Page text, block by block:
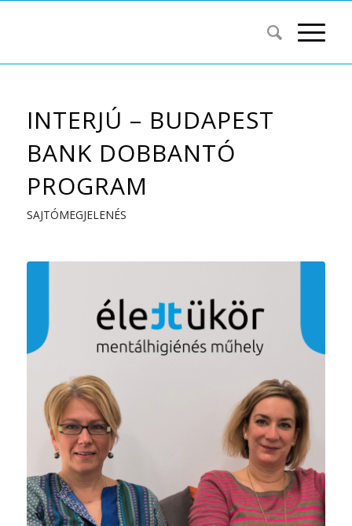
INTERJÚ – BUDAPEST
BANK DOBBANTÓ
PROGRAM
SAJTÓMEGJELENÉS